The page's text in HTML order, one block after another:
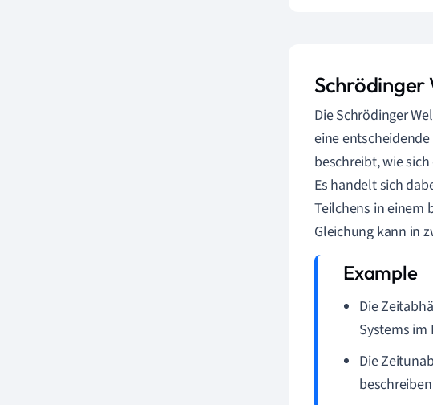
Schrödinger
Die Schrödinger
eine
beschreibt, wie
Es handelt sich
Teilchens in einem
Gleichung kann in
Die
Systems im
Die